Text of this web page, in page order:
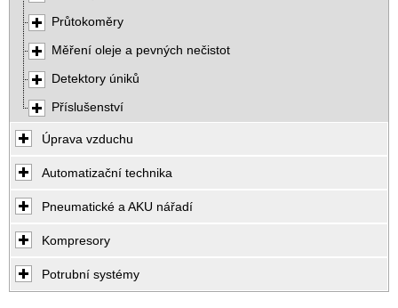
Průtokoměry
Měření oleje a pevných nečistot
Detektory úniků
Příslušenství
Úprava vzduchu
Automatizační technika
Pneumatické a AKU nářadí
Kompresory
Potrubní systémy